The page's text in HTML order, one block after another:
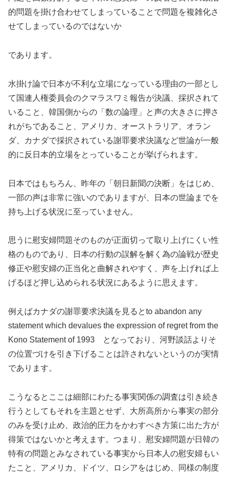
的問題を掛け合わせてしまっていることで問題を複雑化さ
せてしまっているのではないか
であります。
水掛け論で日本が不利な立場になっている理由の一部とし
て国連人権委員会のクマラスワミ報告が決議、採択されて
いること、韓国側からの「数の論理」と声の大きさに押さ
れがちであること、アメリカ、オーストラリア、オラン
ダ、カナダで採択されている謝罪要求決議など世論が一般
的に反日本的立場をとっていることが挙げられます。
日本ではもちろん、昨年の「朝日新聞の決断」をはじめ、
一部の声は非常に強いのでありますが、日本の世論までを
持ち上げる状況に至っていません。
思うに慰安婦問題そのものが正面切って取り上げにくい性
格のものであり、日本の行動の誤解を解く為の論戦が歴史
修正や慰安婦の正当化と曲解されやすく、声を上げれば上
げるほど押し込められる状況にあるように思えます。
例えばカナダの謝罪要求決議を見るとto abandon any
statement which devalues the expression of regret from the
Kono Statement of 1993 となっており、河野談話よりそ
の位置づけを引き下げることは許されないというのが実情
であります。
こうなるとここは細部にわたる事実関係の調査は引き続き
行うとしてもそれを主題とせず、大所高所から事実の部分
のみを受け止め、政治的圧力をかわすべき方策に出た方が
得策ではないかと考えます。つまり、慰安婦問題が日韓の
特有の問題とみなされている事実から日本人の慰安婦もい
たこと、アメリカ、ドイツ、ロシアをはじめ、同様の制度